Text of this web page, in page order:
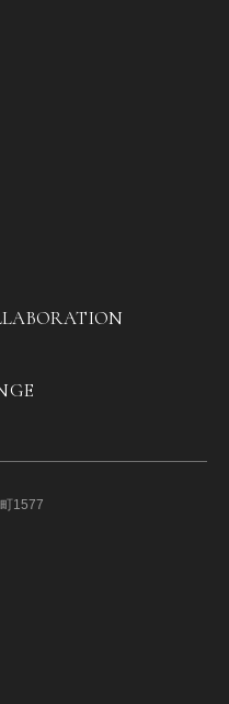
1577